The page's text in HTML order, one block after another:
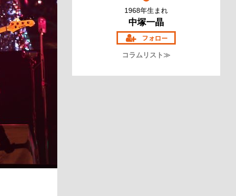
1968年生まれ
中塚一晶
コラムリスト≫